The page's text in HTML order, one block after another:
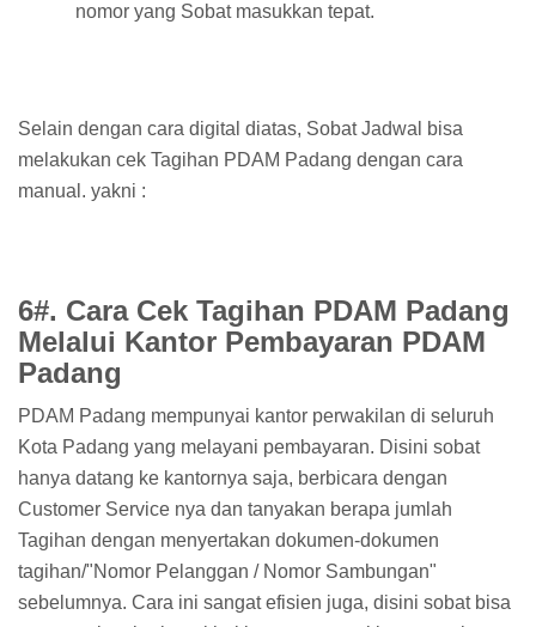
nomor yang Sobat masukkan tepat.
Selain dengan cara digital diatas, Sobat Jadwal bisa
melakukan cek Tagihan PDAM Padang dengan cara
manual. yakni :
6#. Cara Cek Tagihan PDAM Padang
Melalui Kantor Pembayaran PDAM
Padang
PDAM Padang mempunyai kantor perwakilan di seluruh
Kota Padang yang melayani pembayaran. Disini sobat
hanya datang ke kantornya saja, berbicara dengan
Customer Service nya dan tanyakan berapa jumlah
Tagihan dengan menyertakan dokumen-dokumen
tagihan/"Nomor Pelanggan / Nomor Sambungan"
sebelumnya. Cara ini sangat efisien juga, disini sobat bisa